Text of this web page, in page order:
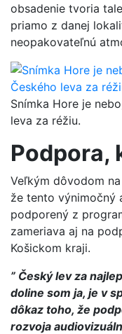
obsadenie tvoria
priamo z danej
neopakovateľnú
Snímka Hore je
leva za réžiu.
Podpora,
Veľkým dôvodom
že tento výnimočný
podporený z
zameriava aj na
Košickom kraji.
” Český lev za
doline som ja, je v
dôkaz toho, že
rozvoja